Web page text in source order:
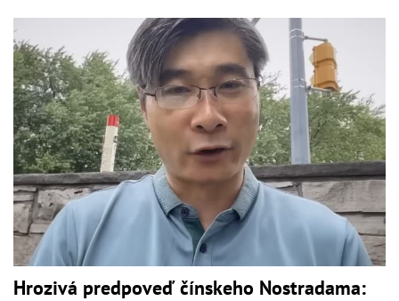
Hrozivá predpoveď čínskeho Nostradama: